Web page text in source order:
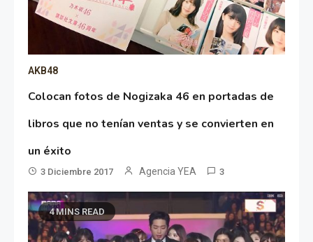
AKB48
Colocan fotos de Nogizaka 46 en portadas de
libros que no tenían ventas y se convierten en
un éxito
3 Diciembre 2017 Agencia YEA 3
4 MINS READ